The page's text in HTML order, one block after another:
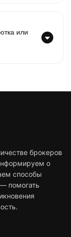
или
брокеров
о
способы
помогать